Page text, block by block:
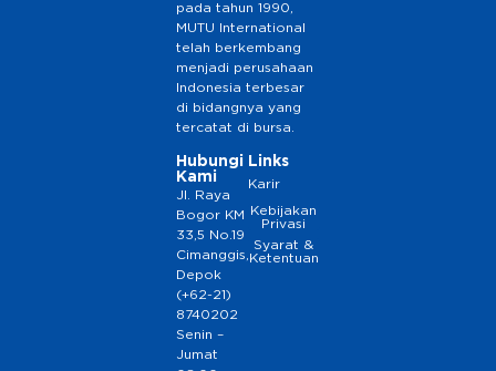
pada tahun 1990,
MUTU International
telah berkembang
menjadi perusahaan
Indonesia terbesar
di bidangnya yang
tercatat di bursa.
Hubungi
Kami
Jl. Raya
Bogor KM
33,5 No.19
Cimanggis,
Depok
(+62-21)
8740202
Senin –
Jumat
Links
Karir
Kebijakan
Privasi
Syarat &
Ketentuan